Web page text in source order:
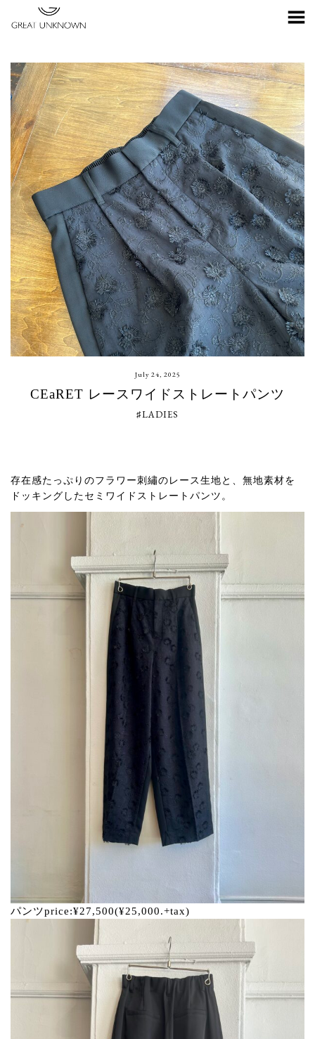
Toggle Menu
July 24, 2025
CEaRET レースワイドストレートパンツ
♯LADIES
存在感たっぷりのフラワー刺繡のレース生地と、無地素材を
ドッキングしたセミワイドストレートパンツ。
パンツprice:¥27,500(¥25,000.+tax)